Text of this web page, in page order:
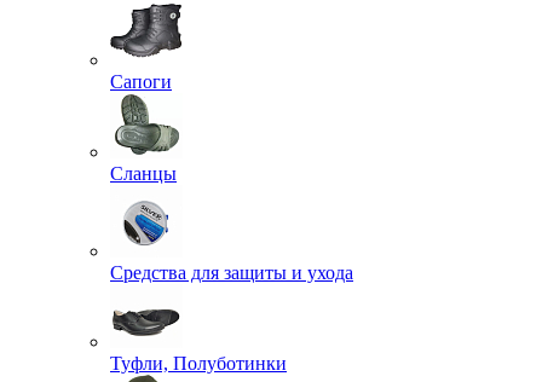
Сапоги
Сланцы
Средства для защиты и ухода
Туфли, Полуботинки